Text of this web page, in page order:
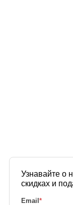
Узнавайте о
скидках и
Email *